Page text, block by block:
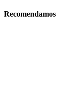
Recomendamos